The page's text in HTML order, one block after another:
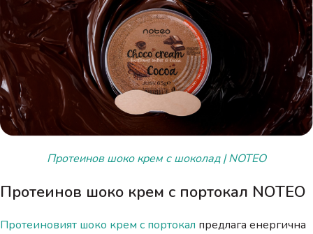
Протеинов шоко крем с шоколад | NOTEO
Протеинов шоко крем с портокал NOTEO
Протеиновият шоко крем с портокал предлага енергична